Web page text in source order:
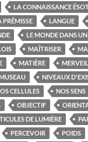
LA CONNAISSANCE
PRÉMISSE LANGUE
LE MONDE DANS
MAÎTRISER
MATIÈRE
NIVEAUX
CELLULES
NOS SENS
OBJECTIF
DE LUMIÈRE
PERCEVOIR POIDS